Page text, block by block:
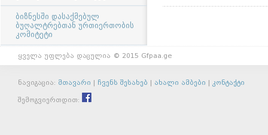
ბიზნესში დასაქმებულ
ბუღალტრებთან ურთიერთობის
კომიტეტი
ყველა უფლება დაცულია © 2015 Gfpaa.ge
ნავიგაცია: მთავარი | ჩვენს შესახებ | ახალი ამბები | კონტაქტი
შემოგვიერთდით: